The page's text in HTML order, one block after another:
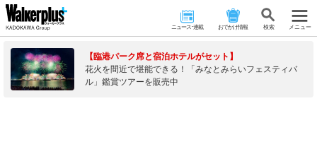
ニュース･連載 おでかけ情報 検 索 メニュー
【臨港パーク席と宿泊ホテルがセット】
花火を間近で堪能できる！「みなとみらいフェスティバ
ル」鑑賞ツアーを販売中